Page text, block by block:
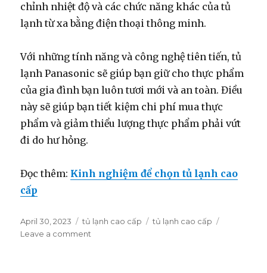
chỉnh nhiệt độ và các chức năng khác của tủ
lạnh từ xa bằng điện thoại thông minh.
Với những tính năng và công nghệ tiên tiến, tủ
lạnh Panasonic sẽ giúp bạn giữ cho thực phẩm
của gia đình bạn luôn tươi mới và an toàn. Điều
này sẽ giúp bạn tiết kiệm chi phí mua thực
phẩm và giảm thiểu lượng thực phẩm phải vứt
đi do hư hỏng.
Đọc thêm: Kinh nghiệm để chọn tủ lạnh cao
cấp
Posted
on
April 30, 2023 Categories
tủ lạnh cao cấp Tags
tủ lạnh cao cấp
Leave a comment